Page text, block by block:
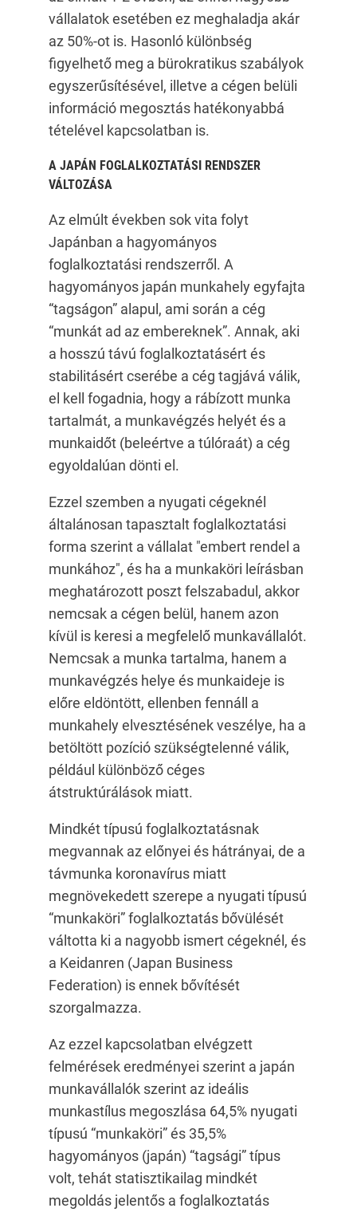
vállalatok esetében ez meghaladja akár
az 50%-ot is. Hasonló különbség
figyelhető meg a bürokratikus szabályok
egyszerűsítésével, illetve a cégen belüli
információ megosztás hatékonyabbá
tételével kapcsolatban is.
A JAPÁN FOGLALKOZTATÁSI RENDSZER
VÁLTOZÁSA
Az elmúlt években sok vita folyt
Japánban a hagyományos
foglalkoztatási rendszerről. A
hagyományos japán munkahely egyfajta
“tagságon” alapul, ami során a cég
“munkát ad az embereknek”. Annak, aki
a hosszú távú foglalkoztatásért és
stabilitásért cserébe a cég tagjává válik,
el kell fogadnia, hogy a rábízott munka
tartalmát, a munkavégzés helyét és a
munkaidőt (beleértve a túlóraát) a cég
egyoldalúan dönti el.
Ezzel szemben a nyugati cégeknél
általánosan tapasztalt foglalkoztatási
forma szerint a vállalat "embert rendel a
munkához", és ha a munkaköri leírásban
meghatározott poszt felszabadul, akkor
nemcsak a cégen belül, hanem azon
kívül is keresi a megfelelő munkavállalót.
Nemcsak a munka tartalma, hanem a
munkavégzés helye és munkaideje is
előre eldöntött, ellenben fennáll a
munkahely elvesztésének veszélye, ha a
betöltött pozíció szükségtelenné válik,
például különböző céges
átstruktúrálások miatt.
Mindkét típusú foglalkoztatásnak
megvannak az előnyei és hátrányai, de a
távmunka koronavírus miatt
megnövekedett szerepe a nyugati típusú
“munkaköri” foglalkoztatás bővülését
váltotta ki a nagyobb ismert cégeknél, és
a Keidanren (Japan Business
Federation) is ennek bővítését
szorgalmazza.
Az ezzel kapcsolatban elvégzett
felmérések eredményei szerint a japán
munkavállalók szerint az ideális
munkastílus megoszlása 64,5% nyugati
típusú “munkaköri” és 35,5%
hagyományos (japán) “tagsági” típus
volt, tehát statisztikailag mindkét
megoldás jelentős a foglalkoztatás